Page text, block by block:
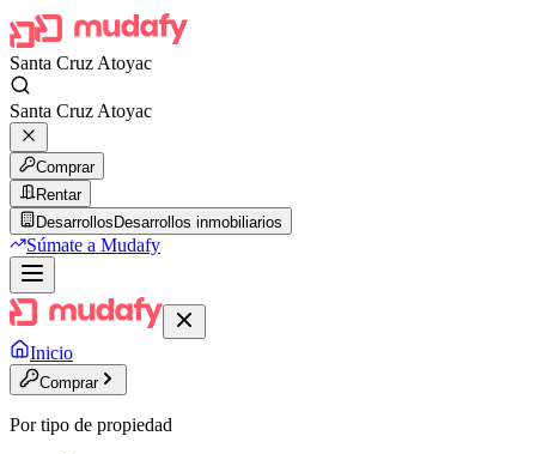
Santa Cruz Atoyac
Santa Cruz Atoyac
Comprar
Rentar
Desarrollos Desarrollos inmobiliarios
Súmate a Mudafy
Inicio
Comprar
Por tipo de propiedad